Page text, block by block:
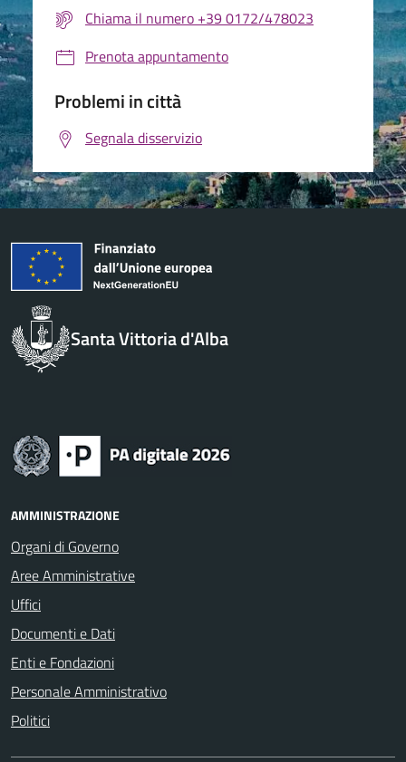
Chiama il numero +39 0172/478023
Prenota appuntamento
Problemi in città
Segnala disservizio
Santa Vittoria d'Alba
AMMINISTRAZIONE
Organi di Governo
Aree Amministrative
Uffici
Documenti e Dati
Enti e Fondazioni
Personale Amministrativo
Politici